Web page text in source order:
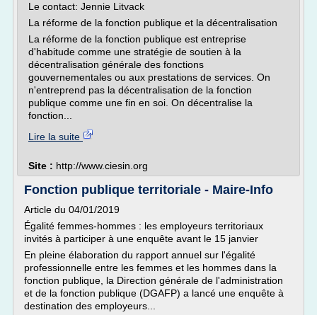
Le contact: Jennie Litvack
La réforme de la fonction publique et la décentralisation
La réforme de la fonction publique est entreprise
d'habitude comme une stratégie de soutien à la
décentralisation générale des fonctions
gouvernementales ou aux prestations de services. On
n'entreprend pas la décentralisation de la fonction
publique comme une fin en soi. On décentralise la
fonction...
Lire la suite
Site : http://www.ciesin.org
Fonction publique territoriale - Maire-Info
Article du 04/01/2019
Égalité femmes-hommes : les employeurs territoriaux
invités à participer à une enquête avant le 15 janvier
En pleine élaboration du rapport annuel sur l'égalité
professionnelle entre les femmes et les hommes dans la
fonction publique, la Direction générale de l'administration
et de la fonction publique (DGAFP) a lancé une enquête à
destination des employeurs...